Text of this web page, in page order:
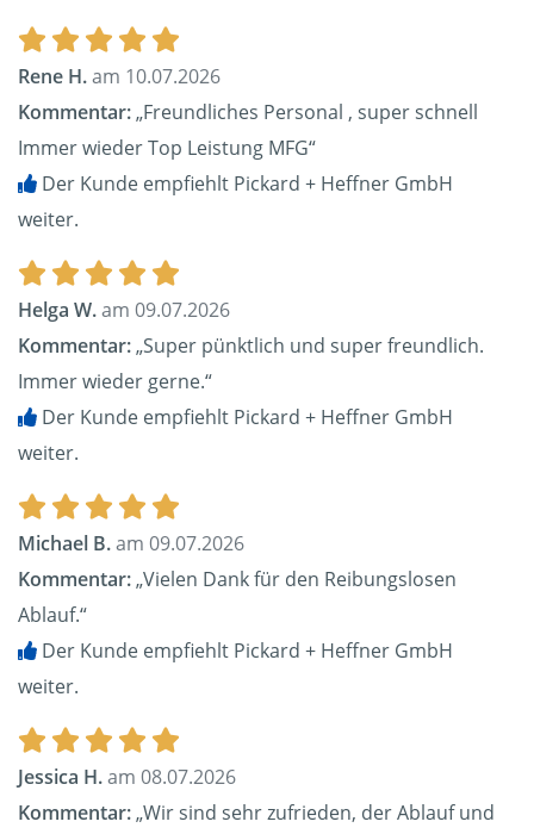
Rene H.am 10.07.2026
Kommentar:„Freundliches Personal , super schnell
Immer wieder Top Leistung MFG“
Der Kunde empfiehlt Pickard + Heffner GmbH
weiter.
Helga W.am 09.07.2026
Kommentar:„Super pünktlich und super freundlich.
Immer wieder gerne.“
Der Kunde empfiehlt Pickard + Heffner GmbH
weiter.
Michael B.am 09.07.2026
Kommentar:„Vielen Dank für den Reibungslosen
Ablauf.“
Der Kunde empfiehlt Pickard + Heffner GmbH
weiter.
Jessica H.am 08.07.2026
Kommentar:„Wir sind sehr zufrieden, der Ablauf und